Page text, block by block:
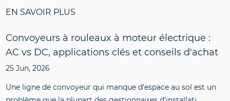
EN SAVOIR PLUS
Convoyeurs à rouleaux à moteur électrique :
AC vs DC, applications clés et conseils d'achat
25 Jun, 2026
Une ligne de convoyeur qui manque d’espace au sol est un